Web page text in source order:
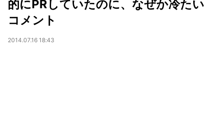
的にPRしていたのに、なぜか冷たい
コメント
2014.07.16 18:43